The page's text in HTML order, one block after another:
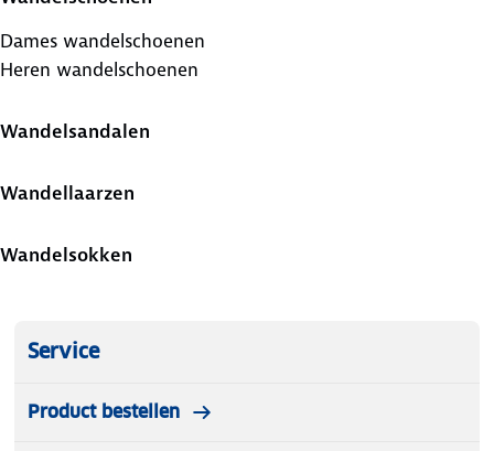
Dames wandelschoenen
Heren wandelschoenen
Wandelsandalen
Wandellaarzen
Wandelsokken
Service
Product bestellen